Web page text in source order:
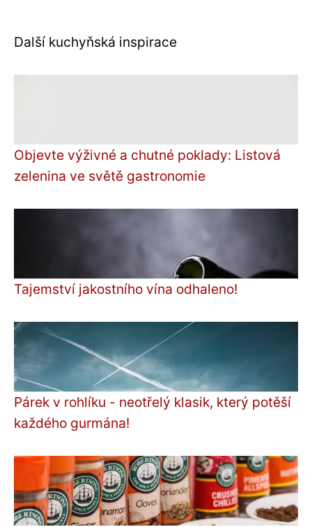
Další kuchyňská inspirace
Objevte výživné a chutné poklady: Listová
zelenina ve světě gastronomie
Tajemství jakostního vína odhaleno!
Párek v rohlíku - neotřelý klasik, který potěší
každého gurmána!